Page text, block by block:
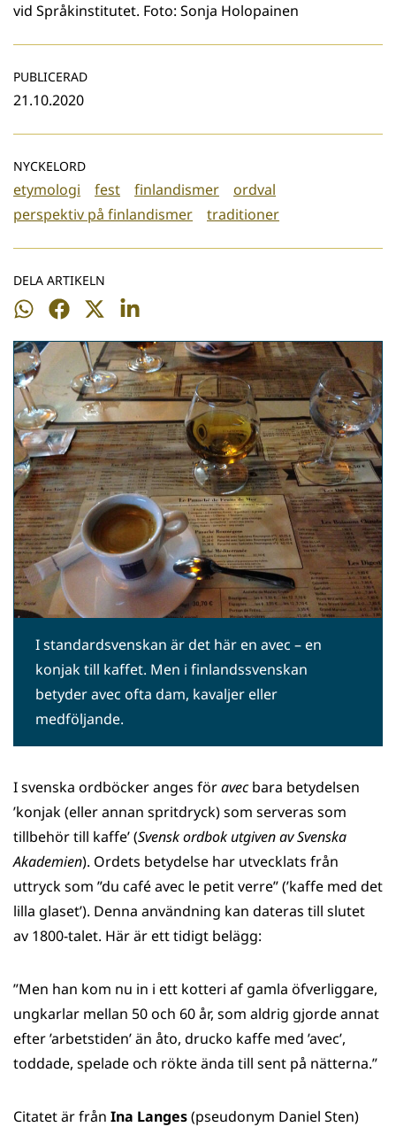
vid Språkinstitutet. Foto: Sonja Holopainen
PUBLICERAD
21.10.2020
NYCKELORD
etymologi fest finlandismer
ordval
perspektiv på finlandismer
traditioner
DELA ARTIKELN
Dela
WhatsApp
Dela
Facebook
Dela
Twitter
Dela
LinkedIn
I standardsvenskan är det här en avec – en
konjak till kaffet. Men i finlandssvenskan
betyder avec ofta dam, kavaljer eller
medföljande.
I svenska ordböcker anges föravecbara betydelsen
’konjak (eller annan spritdryck) som serveras som
tillbehör till kaffe’ (Svensk ordbok utgiven av Svenska
Akademien). Ordets betydelse har utvecklats från
uttryck som ”du café avec le petit verre” (’kaffe med det
lilla glaset’). Denna användning kan dateras till slutet
av 1800-talet. Här är ett tidigt belägg:
”Men han kom nu in i ett kotteri af gamla öfverliggare,
ungkarlar mellan 50 och 60 år, som aldrig gjorde annat
efter ’arbetstiden’ än åto, drucko kaffe med ’avec’,
toddade, spelade och rökte ända till sent på nätterna.”
Citatet är från Ina Langes(pseudonym Daniel Sten)